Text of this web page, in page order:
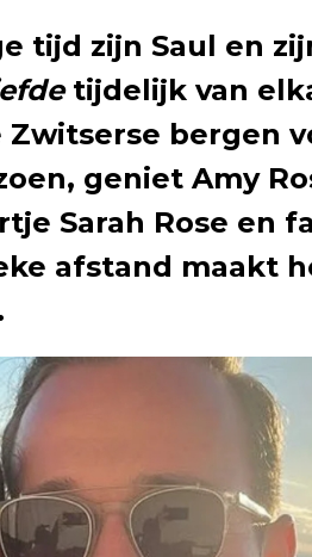
tijd zijn Saul en
tijdelijk van
Zwitserse bergen
geniet Amy
Sarah Rose en
afstand maakt